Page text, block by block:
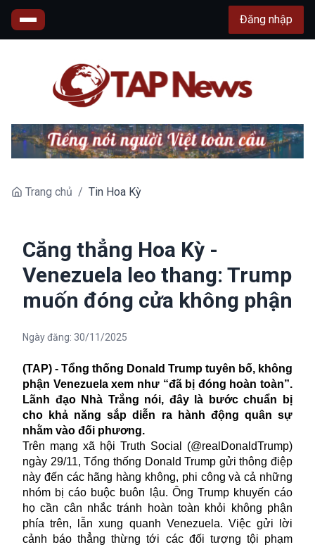
Đăng nhập
Trang chủ / Tin Hoa Kỳ
Căng thẳng Hoa Kỳ -
Venezuela leo thang: Trump
muốn đóng cửa không phận
Ngày đăng: 30/11/2025
(TAP) - Tổng thống Donald Trump tuyên bố, không
phận Venezuela xem như “đã bị đóng hoàn toàn”.
Lãnh đạo Nhà Trắng nói, đây là bước chuẩn bị
cho khả năng sắp diễn ra hành động quân sự
nhằm vào đối phương.
Trên mạng xã hội Truth Social (@realDonaldTrump)
ngày 29/11, Tổng thống Donald Trump gửi thông điệp
này đến các hãng hàng không, phi công và cả những
nhóm bị cáo buộc buôn lậu. Ông Trump khuyến cáo
họ cần cân nhắc tránh hoàn toàn khỏi không phận
phía trên, lẫn xung quanh Venezuela. Việc gửi lời
cảnh báo thẳng thừng tới các đối tượng tội phạm